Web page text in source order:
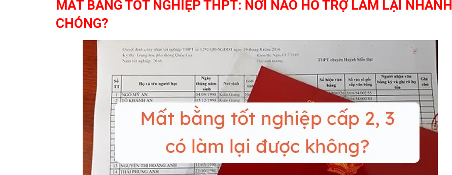
MẤT BẰNG TỐT NGHIỆP THPT: NƠI NÀO HỖ TRỢ LÀM LẠI NHANH
CHÓNG?